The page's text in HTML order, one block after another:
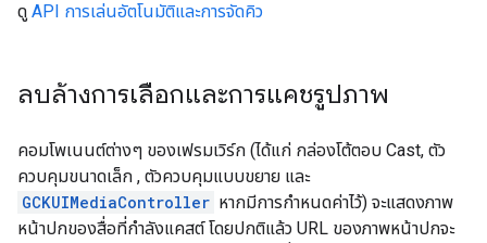
ดู API การเล่นอัตโนมัติและการจัดคิว
ลบล้างการเลือกและการแคชรูปภาพ
คอมโพเนนต์ต่างๆ ของเฟรมเวิร์ก (ได้แก่ กล่องโต้ตอบ Cast, ตัว
ควบคุมขนาดเล็ก , ตัวควบคุมแบบขยาย และ
GCKUIMediaController หากมีการกำหนดค่าไว้) จะแสดงภาพ
หน้าปกของสื่อที่กำลังแคสต์ โดยปกติแล้ว URL ของภาพหน้าปกจะ